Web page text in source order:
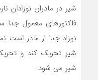
شیر در مادران نوزادان
فاکتورهای معمول جدا
نوزاد جدا از مادر است
شیر تحریک کند و
شیر می شود.